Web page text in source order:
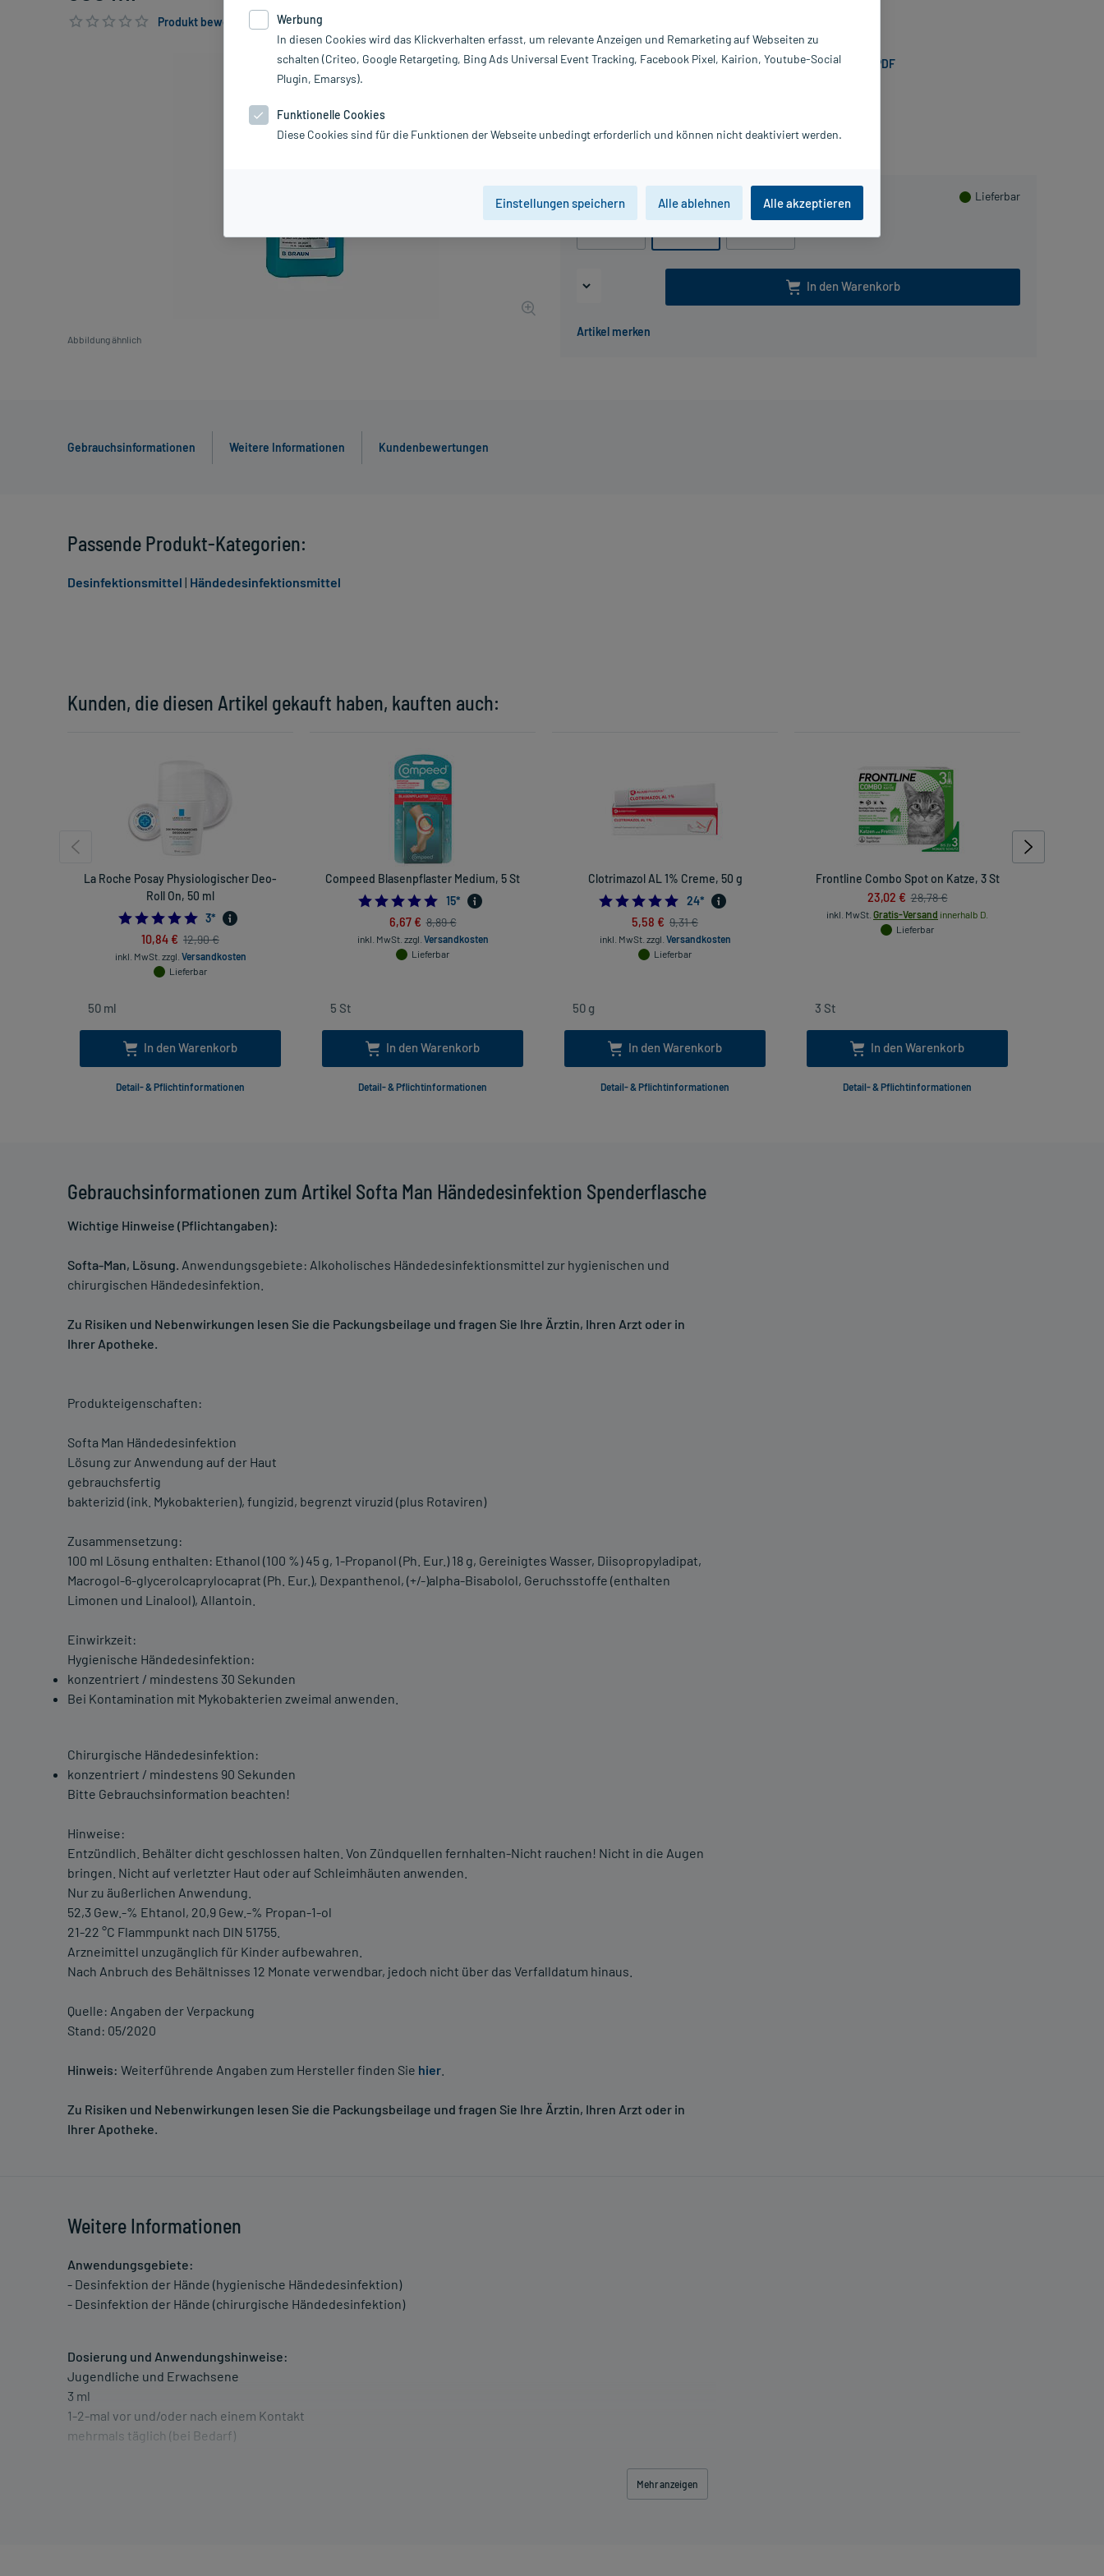
Produkt bewerten & PlusHerzen sichern
Abbildung ähnlich
inkl. MwSt. zzgl.Versandkosten
Packungseinheit Lieferbar
In den Warenkorb
Hersteller:
B. Braun Melsungen AG
Information:
Sicherheitsdatenblatt als PDF
Gebrauchsinformationen Weitere Informationen Kundenbewertungen
Gebrauchsinformationen zum Artikel Softa Man Händedesinfektion Spenderflasche
Wichtige Hinweise (Pflichtangaben):
Softa-Man, Lösung. Anwendungsgebiete: Alkoholisches Händedesinfektionsmittel zur hygienischen und
chirurgischen Händedesinfektion.
Zu Risiken und Nebenwirkungen lesen Sie die Packungsbeilage und fragen Sie Ihre Ärztin, Ihren Arzt oder in
Ihrer Apotheke.
Produkteigenschaften:
Softa Man Händedesinfektion
Lösung zur Anwendung auf der Haut
gebrauchsfertig
bakterizid (ink. Mykobakterien), fungizid, begrenzt viruzid (plus Rotaviren)
Zusammensetzung:
100 ml Lösung enthalten: Ethanol (100 %) 45 g, 1-Propanol (Ph. Eur.) 18 g, Gereinigtes Wasser, Diisopropyladipat,
Macrogol-6-glycerolcaprylocaprat (Ph. Eur.), Dexpanthenol, (+/-)alpha-Bisabolol, Geruchsstoffe (enthalten
Limonen und Linalool), Allantoin.
Einwirkzeit:
Hygienische Händedesinfektion:
konzentriert / mindestens 30 Sekunden
Bei Kontamination mit Mykobakterien zweimal anwenden.
Chirurgische Händedesinfektion:
konzentriert / mindestens 90 Sekunden
Bitte Gebrauchsinformation beachten!
Hinweise:
Entzündlich. Behälter dicht geschlossen halten. Von Zündquellen fernhalten-Nicht rauchen! Nicht in die Augen
bringen. Nicht auf verletzter Haut oder auf Schleimhäuten anwenden.
Nur zu äußerlichen Anwendung.
52,3 Gew.-% Ehtanol, 20,9 Gew.-% Propan-1-ol
21-22 °C Flammpunkt nach DIN 51755.
Arzneimittel unzugänglich für Kinder aufbewahren.
Nach Anbruch des Behältnisses 12 Monate verwendbar, jedoch nicht über das Verfalldatum hinaus.
Quelle: Angaben der Verpackung
Stand: 05/2020
Hinweis: Weiterführende Angaben zum Hersteller finden Sie hier
Zu Risiken und Nebenwirkungen lesen Sie die Packungsbeilage und fragen Sie Ihre Ärztin, Ihren Arzt oder in
Ihrer Apotheke.
Weitere Informationen
Anwendungsgebiete:
- Desinfektion der Hände (hygienische Händedesinfektion)
- Desinfektion der Hände (chirurgische Händedesinfektion)
Dosierung und Anwendungshinweise:
Jugendliche und Erwachsene
3 ml
1-2-mal vor und/oder nach einem Kontakt
mehrmals täglich (bei Bedarf)
Mehr anzeigen
Kunden, die diesen Artikel gekauft haben, kauften auch:
La Roche Posay Physiologischer Deo-
Roll On, 50 ml
5.0
3*
10,84 € 12,90 €
inkl. MwSt. zzgl. Versandkosten
Lieferbar
In den Warenkorb
Detail- & Pflichtinformationen
Compeed Blasenpflaster Medium, 5 St
4.933333333333334
15*
6,67 € 8,89 €
inkl. MwSt. zzgl. Versandkosten
Lieferbar
In den Warenkorb
Detail- & Pflichtinformationen
Clotrimazol AL 1% Creme, 50 g
4.875
24*
5,58 € 9,31 €
inkl. MwSt. zzgl. Versandkosten
Lieferbar
In den Warenkorb
Detail- & Pflichtinformationen
Frontline Combo Spot on Katze, 3 St
23,02 € 28,78 €
inkl. MwSt. Gratis-Versand innerhalb D.
Lieferbar
In den Warenkorb
Detail- & Pflichtinformationen
Passende Produkt-Kategorien:
Desinfektionsmittel | Händedesinfektionsmittel
Werbung
In diesen Cookies wird das Klickverhalten erfasst, um relevante Anzeigen und Remarketing auf Webseiten zu
schalten (Criteo, Google Retargeting, Bing Ads Universal Event Tracking, Facebook Pixel, Kairion, Youtube-Social
Plugin, Emarsys).
Funktionelle Cookies
Diese Cookies sind für die Funktionen der Webseite unbedingt erforderlich und können nicht deaktiviert werden.
Einstellungen speichern Alle ablehnen Alle akzeptieren